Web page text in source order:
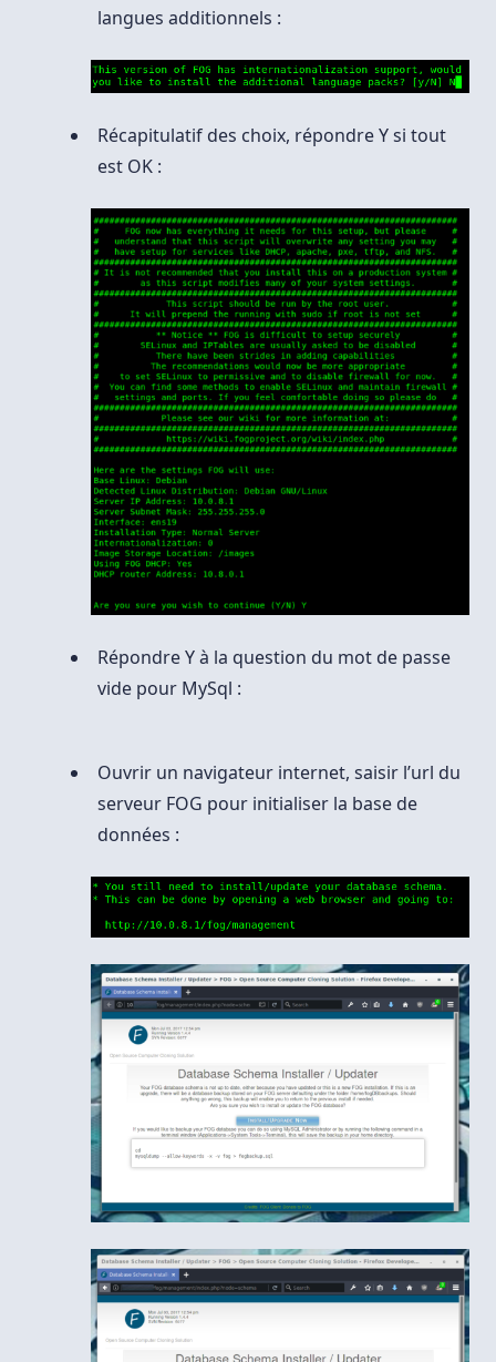
langues additionnels :
Récapitulatif des choix, répondre Y si tout
est OK :
Répondre Y à la question du mot de passe
vide pour MySql :
Ouvrir un navigateur internet, saisir l’url du
serveur FOG pour initialiser la base de
données :